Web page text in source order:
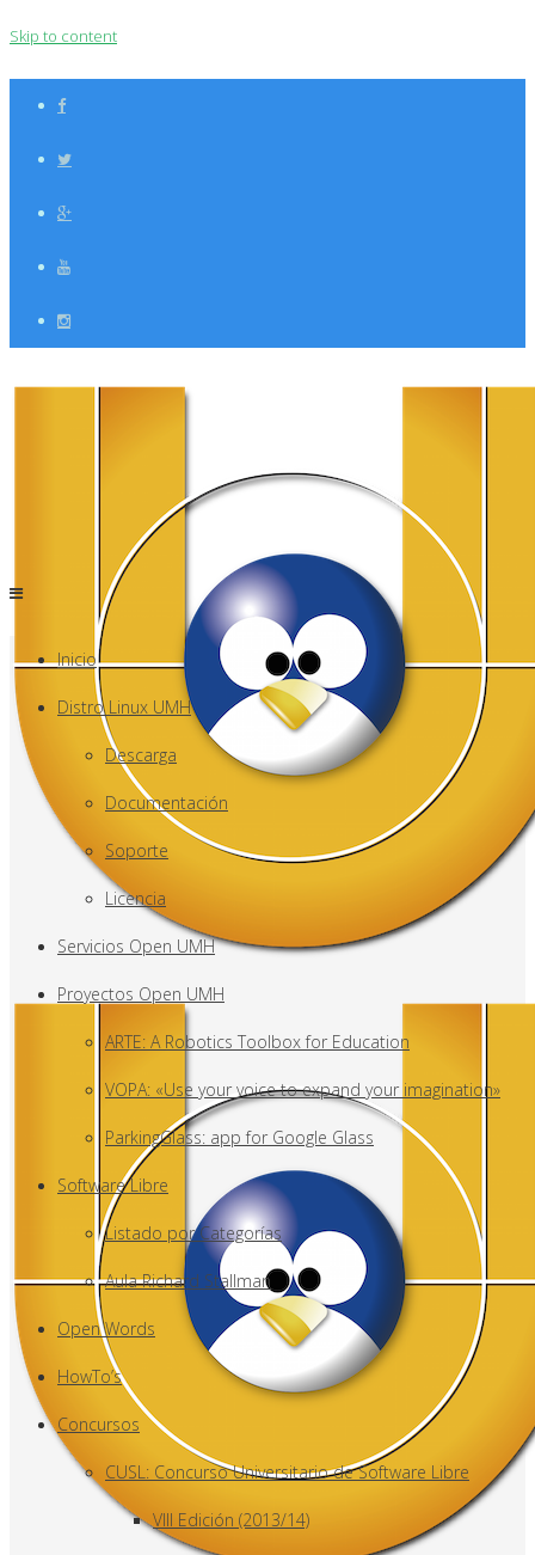
Skip to content
Inicio
Distro Linux UMH
Descarga
Documentación
Soporte
Licencia
Servicios Open UMH
Proyectos Open UMH
ARTE: A Robotics Toolbox for Education
VOPA: «Use your voice to expand your imagination»
ParkingGlass: app for Google Glass
Software Libre
Listado por Categorías
Aula Richard Stallman
Open Words
HowTo’s
Concursos
CUSL: Concurso Universitario de Software Libre
VIII Edición (2013/14)